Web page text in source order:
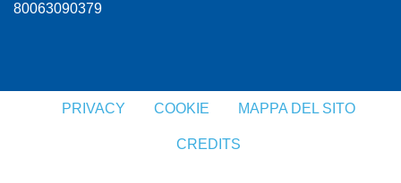
80063090379
PRIVACY COOKIE MAPPA DEL SITO
CREDITS